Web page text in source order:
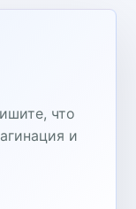
что
и